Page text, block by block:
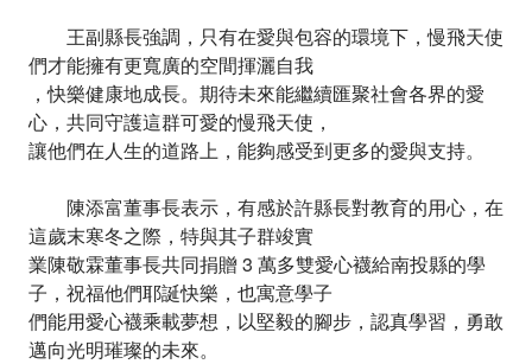
王副縣長強調，只有在愛與包容的環境下，慢飛天使
們才能擁有更寬廣的空間揮灑自我
，快樂健康地成長。期待未來能繼續匯聚社會各界的愛
心，共同守護這群可愛的慢飛天使，
讓他們在人生的道路上，能夠感受到更多的愛與支持。
陳添富董事長表示，有感於許縣長對教育的用心，在
這歲末寒冬之際，特與其子群竣實
業陳敬霖董事長共同捐贈 3 萬多雙愛心襪給南投縣的學
子，祝福他們耶誕快樂，也寓意學子
們能用愛心襪乘載夢想，以堅毅的腳步，認真學習，勇敢
邁向光明璀璨的未來。